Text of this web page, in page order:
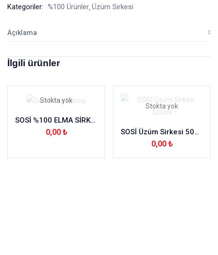
Kategoriler: %100 Ürünler Üzüm Sirkesi
Açıklama
İlgili ürünler
Stokta yok
SOSİ %100 ELMA SİRKESİ CAM 500ML
0,00 ₺
Stokta yok
SOSİ Üzüm Sirkesi 500ml
0,00 ₺